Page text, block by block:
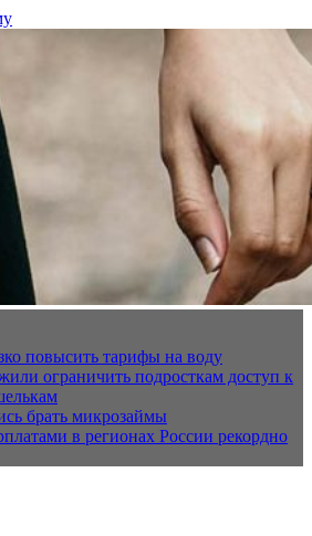
повысить тарифы на воду
ограничить подросткам доступ к
брать микрозаймы
в регионах России рекордно